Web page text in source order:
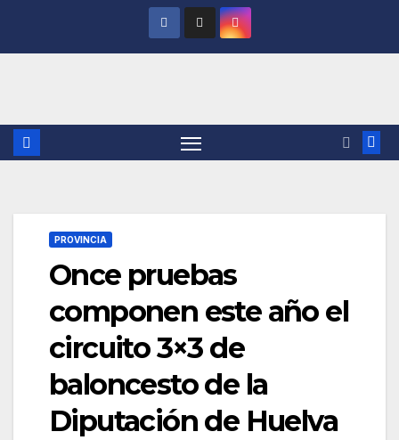
PROVINCIA
Once pruebas
componen este año el
circuito 3×3 de
baloncesto de la
Diputación de Huelva